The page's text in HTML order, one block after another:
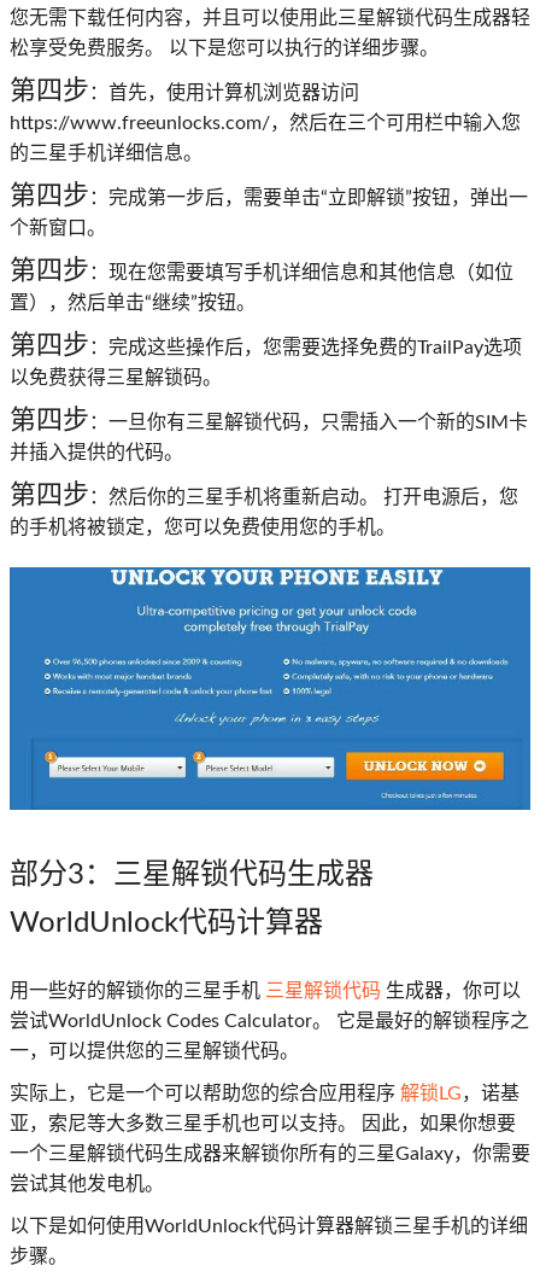
您无需下载任何内容，并且可以使用此三星解锁代码生成器轻
松享受免费服务。 以下是您可以执行的详细步骤。
第四步 ：首先，使用计算机浏览器访问
https://www.freeunlocks.com/，然后在三个可用栏中输入您
的三星手机详细信息。
第四步 ：完成第一步后，需要单击“立即解锁”按钮，弹出一
个新窗口。
第四步 ：现在您需要填写手机详细信息和其他信息（如位
置），然后单击“继续”按钮。
第四步 ：完成这些操作后，您需要选择免费的TrailPay选项
以免费获得三星解锁码。
第四步 ：一旦你有三星解锁代码，只需插入一个新的SIM卡
并插入提供的代码。
第四步 ：然后你的三星手机将重新启动。 打开电源后，您
的手机将被锁定，您可以免费使用您的手机。
部分3 ：三星解锁代码生成器
WorldUnlock代码计算器
用一些好的解锁你的三星手机 三星解锁代码 生成器，你可以
尝试WorldUnlock Codes Calculator。 它是最好的解锁程序之
一，可以提供您的三星解锁代码。
实际上，它是一个可以帮助您的综合应用程序 解锁LG，诺基
亚，索尼等大多数三星手机也可以支持。 因此，如果你想要
一个三星解锁代码生成器来解锁你所有的三星Galaxy，你需要
尝试其他发电机。
以下是如何使用WorldUnlock代码计算器解锁三星手机的详细
步骤。